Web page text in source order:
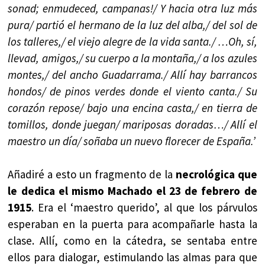
sonad; enmudeced, campanas!/ Y hacia otra luz más
pura/ partió el hermano de la luz del alba,/ del sol de
los talleres,/ el viejo alegre de la vida santa./ …Oh, sí,
llevad, amigos,/ su cuerpo a la montaña,/ a los azules
montes,/ del ancho Guadarrama./ Allí hay barrancos
hondos/ de pinos verdes donde el viento canta./ Su
corazón repose/ bajo una encina casta,/ en tierra de
tomillos, donde juegan/ mariposas doradas…/ Allí el
maestro un día/ soñaba un nuevo florecer de España.’
Añadiré a esto un fragmento de la necrológica que
le dedica el mismo Machado el 23 de febrero de
1915. Era el ‘maestro querido’, al que los párvulos
esperaban en la puerta para acompañarle hasta la
clase. Allí, como en la cátedra, se sentaba entre
ellos para dialogar, estimulando las almas para que